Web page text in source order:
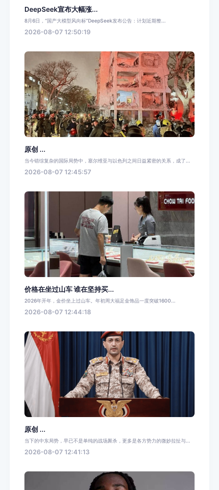
DeepSeek宣布大幅涨...
8月6日，“国产大模型风向标”DeepSeek发布公告：计划近期整...
2026-08-07 12:50:19
原创 ...
当今错综复杂的国际局势中，塞尔维亚与以色列之间日益紧密的关系，成了...
2026-08-07 12:45:57
价格在坐过山车 谁在坚持买...
2026年开年，金价坐上过山车。年初周大福足金饰品一度突破1600...
2026-08-07 12:44:18
原创 ...
当下的中东局势，早已不是单纯的战场厮杀，更多是各方势力的微妙拉扯与...
2026-08-07 12:41:13